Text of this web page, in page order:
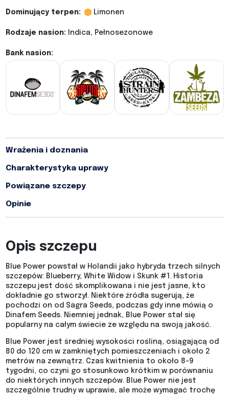
Dominujący terpen: Limonen
Rodzaje nasion: Indica, Pełnosezonowe
Bank nasion:
Wrażenia i doznania
Charakterystyka uprawy
Powiązane szczepy
Opinie
Opis szczepu
Blue Power powstał w Holandii jako hybryda trzech silnych
szczepów: Blueberry, White Widow i Skunk #1. Historia
szczepu jest dość skomplikowana i nie jest jasne, kto
dokładnie go stworzył. Niektóre źródła sugerują, że
pochodzi on od Sagra Seeds, podczas gdy inne mówią o
Dinafem Seeds. Niemniej jednak, Blue Power stał się
popularny na całym świecie ze względu na swoją jakość.
Blue Power jest średniej wysokości rośliną, osiągającą od
80 do 120 cm w zamkniętych pomieszczeniach i około 2
metrów na zewnątrz. Czas kwitnienia to około 8-9
tygodni, co czyni go stosunkowo krótkim w porównaniu
do niektórych innych szczepów. Blue Power nie jest
szczególnie trudny w uprawie, ale może wymagać trochę